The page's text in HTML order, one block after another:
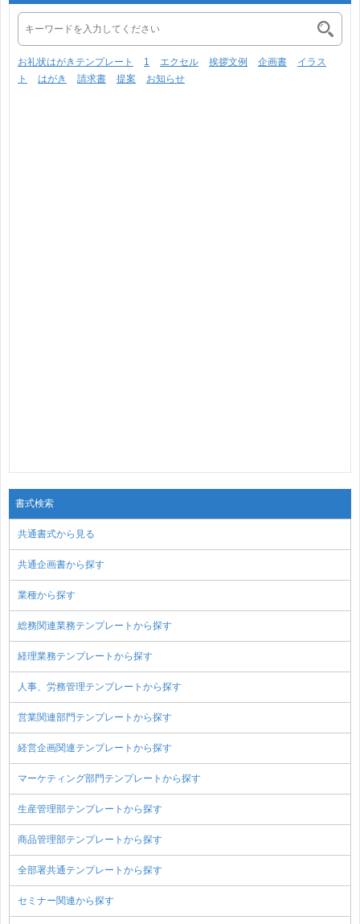
お礼状はがきテンプレート 1 エクセル 挨拶文例 企画書
イラス
ト
はがき 請求書 提案 お知らせ
書式検索
共通書式から見る
共通企画書から探す
業種から探す
総務関連業務テンプレートから探す
経理業務テンプレートから探す
人事、労務管理テンプレートから探す
営業関連部門テンプレートから探す
経営企画関連テンプレートから探す
マーケティング部門テンプレートから探す
生産管理部テンプレートから探す
商品管理部テンプレートから探す
全部署共通テンプレートから探す
セミナー関連から探す